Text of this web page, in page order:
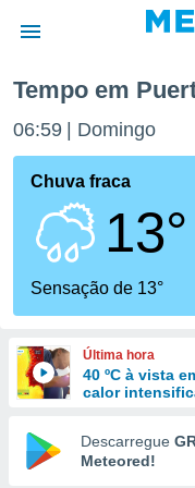
da
foi
fornecidas
a este
das
e
forma
digital
Tempo em
06:59 Domingo
Chuva fraca
13°
Sensação de 13°
Última hora
40 ºC à vista
calor
Descarregue
Meteored!